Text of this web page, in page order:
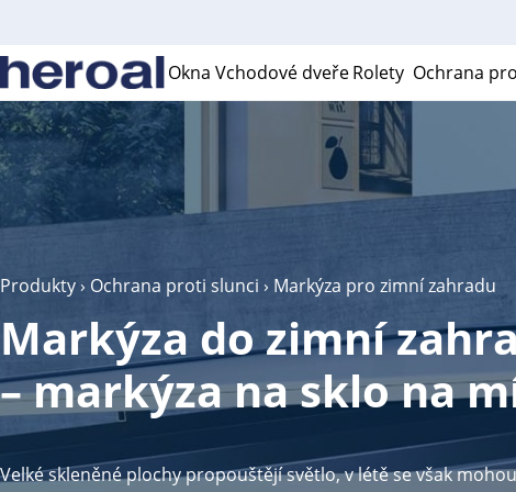
Okna Vchodové dveře Rolety Ochrana
Produkty› Ochrana proti slunci › Markýza pro zimní zahradu
Markýza do zimní
– markýza na sklo na
Velké skleněné plochy propouštějí světlo, v létě se však